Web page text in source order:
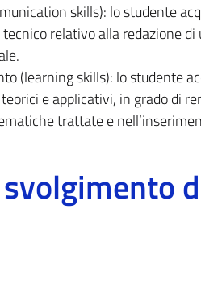
skills): lo studente
relativo alla redazione
(learning skills): lo studente
e applicativi, in grado di
trattate e